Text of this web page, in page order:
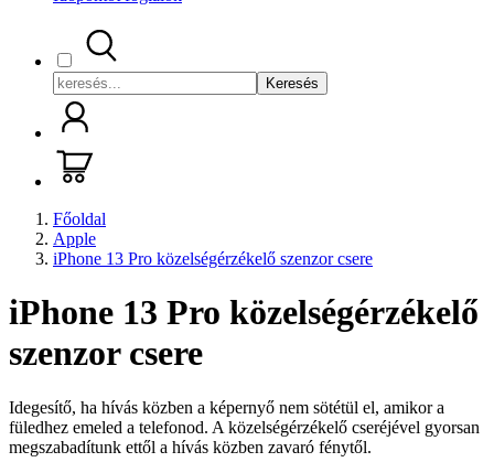
Keresés
Főoldal
Apple
iPhone 13 Pro közelségérzékelő szenzor csere
iPhone 13 Pro közelségérzékelő
szenzor csere
Idegesítő, ha hívás közben a képernyő nem sötétül el, amikor a
füledhez emeled a telefonod. A közelségérzékelő cseréjével gyorsan
megszabadítunk ettől a hívás közben zavaró fénytől.